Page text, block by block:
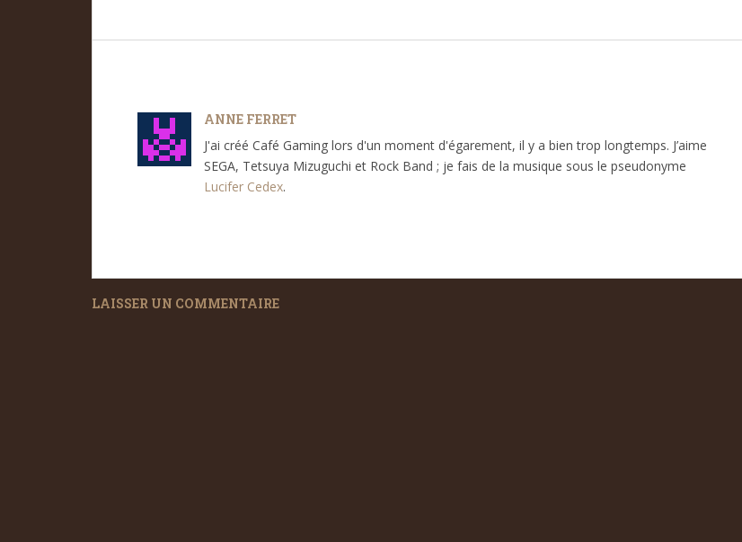
ANNE FERRET
J'ai créé Café Gaming lors d'un moment d'égarement, il y a bien trop longtemps. J’aime
SEGA, Tetsuya Mizuguchi et Rock Band ; je fais de la musique sous le pseudonyme
Lucifer Cedex.
LAISSER UN COMMENTAIRE